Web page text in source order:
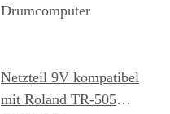
Netzteil 9V kompatibel
mit Roland TR-505